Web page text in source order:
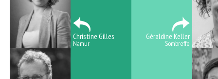
Christine Gilles
Namur
Géraldine Keller
Sombreffe